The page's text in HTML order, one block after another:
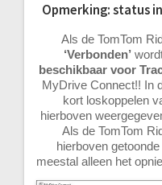
Opmerking: status
Als de TomTom
‘Verbonden’
beschikbaar voor
MyDrive Connect!! In
kort loskoppelen
hierboven
Als de TomTom
hierboven
meestal alleen het